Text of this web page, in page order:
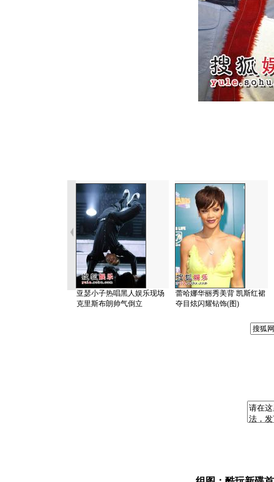
亚瑟小子热唱黑人娱乐现场
克里斯布朗帅气倒立
蕾哈娜华丽秀美背 凯斯红裙
夺目炫闪耀钻饰(图)